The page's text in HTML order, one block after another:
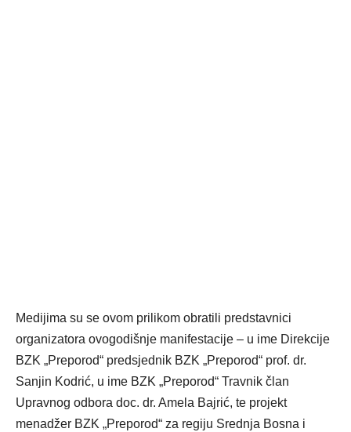
Medijima su se ovom prilikom obratili predstavnici
organizatora ovogodišnje manifestacije – u ime Direkcije
BZK „Preporod“ predsjednik BZK „Preporod“ prof. dr.
Sanjin Kodrić, u ime BZK „Preporod“ Travnik član
Upravnog odbora doc. dr. Amela Bajrić, te projekt
menadžer BZK „Preporod“ za regiju Srednja Bosna i